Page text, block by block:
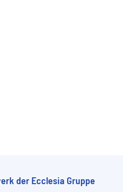
der Ecclesia Gruppe